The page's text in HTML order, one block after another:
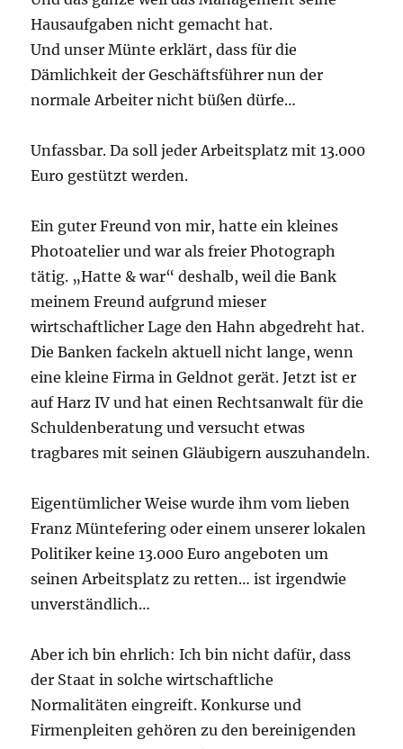
Hausaufgaben nicht gemacht hat.
Und unser Münte erklärt, dass für die
Dämlichkeit der Geschäftsführer nun der
normale Arbeiter nicht büßen dürfe…
Unfassbar. Da soll jeder Arbeitsplatz mit 13.000
Euro gestützt werden.
Ein guter Freund von mir, hatte ein kleines
Photoatelier und war als freier Photograph
tätig. „Hatte & war“ deshalb, weil die Bank
meinem Freund aufgrund mieser
wirtschaftlicher Lage den Hahn abgedreht hat.
Die Banken fackeln aktuell nicht lange, wenn
eine kleine Firma in Geldnot gerät. Jetzt ist er
auf Harz IV und hat einen Rechtsanwalt für die
Schuldenberatung und versucht etwas
tragbares mit seinen Gläubigern auszuhandeln.
Eigentümlicher Weise wurde ihm vom lieben
Franz Müntefering oder einem unserer lokalen
Politiker keine 13.000 Euro angeboten um
seinen Arbeitsplatz zu retten… ist irgendwie
unverständlich…
Aber ich bin ehrlich: Ich bin nicht dafür, dass
der Staat in solche wirtschaftliche
Normalitäten eingreift. Konkurse und
Firmenpleiten gehören zu den bereinigenden